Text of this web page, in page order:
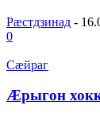
Рæстдзинад -
0
Сæйраг
Æрыгон